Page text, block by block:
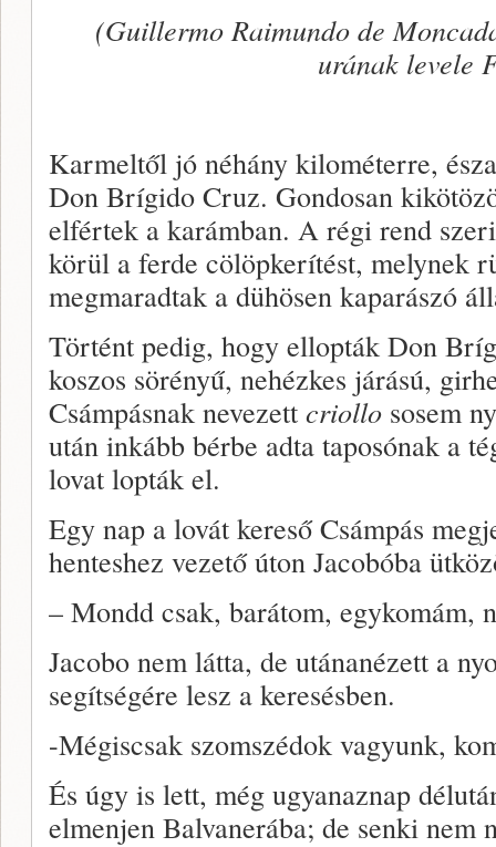
(Guillermo Raimundo de
urának levele
Karmeltől jó néhány kilométerre,
Don Brígido Cruz. Gondosan
elfértek a karámban. A régi rend
körül a ferde cölöpkerítést, melynek
megmaradtak a dühösen kaparászó
Történt pedig, hogy ellopták Don
koszos sörényű, nehézkes járású,
Csámpásnak nevezett criollo sosem
után inkább bérbe adta taposónak a
lovat lopták el.
Egy nap a lovát kereső Csámpás
henteshez vezető úton Jacobóba
– Mondd csak, barátom, egykomám,
Jacobo nem látta, de utánanézett a
segítségére lesz a keresésben.
-Mégiscsak szomszédok vagyunk,
És úgy is lett, még ugyanaznap
elmenjen Balvanerába; de senki